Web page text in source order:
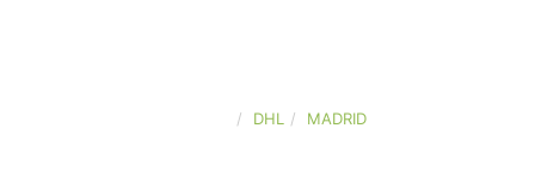
DHL MADRID